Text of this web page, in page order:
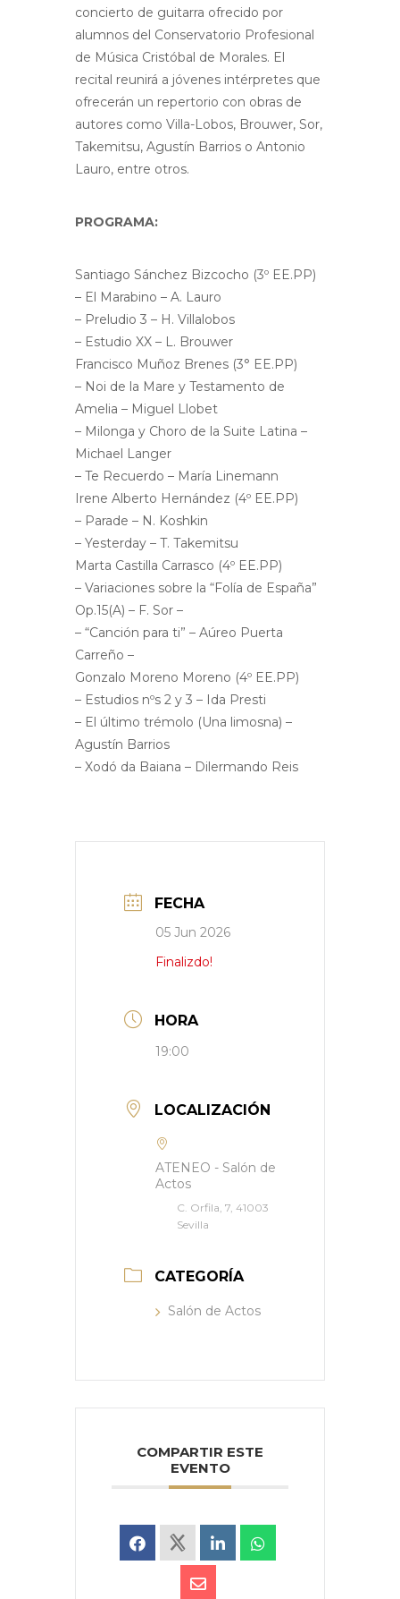
concierto de guitarra ofrecido por
alumnos del Conservatorio Profesional
de Música Cristóbal de Morales. El
recital reunirá a jóvenes intérpretes que
ofrecerán un repertorio con obras de
autores como Villa-Lobos, Brouwer, Sor,
Takemitsu, Agustín Barrios o Antonio
Lauro, entre otros.
PROGRAMA:
Santiago Sánchez Bizcocho (3º EE.PP)
– El Marabino – A. Lauro
– Preludio 3 – H. Villalobos
– Estudio XX – L. Brouwer
Francisco Muñoz Brenes (3° EE.PP)
– Noi de la Mare y Testamento de
Amelia – Miguel Llobet
– Milonga y Choro de la Suite Latina –
Michael Langer
– Te Recuerdo – María Linemann
Irene Alberto Hernández (4º EE.PP)
– Parade – N. Koshkin
– Yesterday – T. Takemitsu
Marta Castilla Carrasco (4º EE.PP)
– Variaciones sobre la “Folía de España”
Op.15(A) – F. Sor –
– “Canción para ti” – Aúreo Puerta
Carreño –
Gonzalo Moreno Moreno (4º EE.PP)
– Estudios nºs 2 y 3 – Ida Presti
– El último trémolo (Una limosna) –
Agustín Barrios
– Xodó da Baiana – Dilermando Reis
FECHA
05 Jun 2026
Finalizdo!
HORA
19:00
LOCALIZACIÓN
ATENEO - Salón de
Actos
C. Orfila, 7, 41003
Sevilla
CATEGORÍA
Salón de Actos
COMPARTIR ESTE
EVENTO